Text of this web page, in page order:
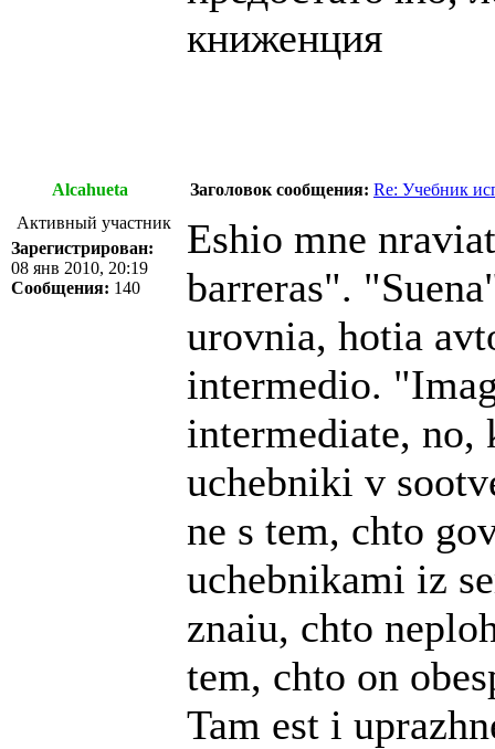
книженция
Alcahueta Заголовок сообщения: Re: Учебник
Активный участник
Зарегистрирован:
08 янв 2010, 20:19
Сообщения: 140
Eshio mne
barreras".
urovnia, hotia
intermedio.
intermediate, no,
uchebniki v
ne s tem, chto
uchebnikami iz
znaiu, chto
tem, chto on
Tam est i